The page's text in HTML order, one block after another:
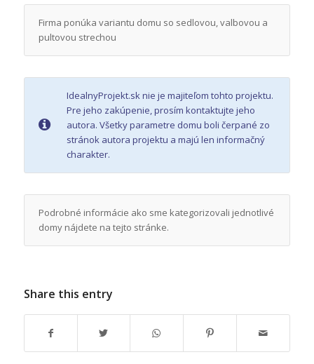
Firma ponúka variantu domu so sedlovou, valbovou a
pultovou strechou
IdealnyProjekt.sk nie je majiteľom tohto projektu.
Pre jeho zakúpenie, prosím kontaktujte jeho
autora. Všetky parametre domu boli čerpané zo
stránok autora projektu a majú len informačný
charakter.
Podrobné informácie ako sme kategorizovali jednotlivé
domy nájdete na tejto stránke.
Share this entry